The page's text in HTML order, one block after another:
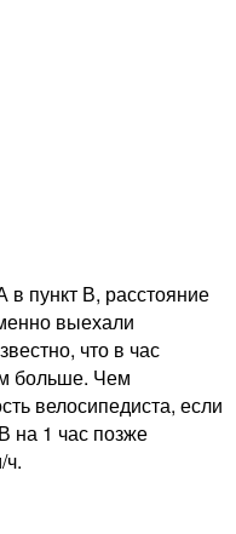
в пункт В, расстояние
выехали
что в час
больше. Чем
велосипедиста, если
на 1 час позже
ч.